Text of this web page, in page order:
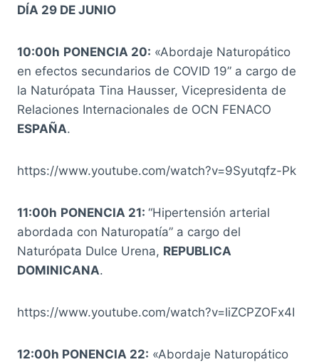
DÍA 29 DE JUNIO
10:00h PONENCIA 20: «Abordaje Naturopático
en efectos secundarios de COVID 19” a cargo de
la Naturópata Tina Hausser, Vicepresidenta de
Relaciones Internacionales de OCN FENACO
ESPAÑA.
https://www.youtube.com/watch?v=9Syutqfz-Pk
11:00h PONENCIA 21: “Hipertensión arterial
abordada con Naturopatía” a cargo del
Naturópata Dulce Urena, REPUBLICA
DOMINICANA.
https://www.youtube.com/watch?v=liZCPZOFx4I
12:00h PONENCIA 22: «Abordaje Naturopático